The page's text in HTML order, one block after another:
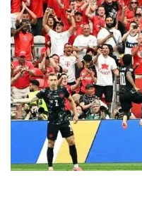
世界杯B组数据
为